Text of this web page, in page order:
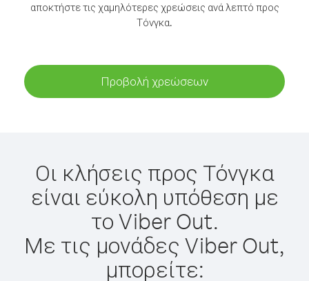
αποκτήστε τις χαμηλότερες χρεώσεις ανά λεπτό προς
Τόνγκα.
Προβολή χρεώσεων
Οι κλήσεις προς Τόνγκα
είναι εύκολη υπόθεση με
το Viber Out.
Με τις μονάδες Viber Out,
μπορείτε: